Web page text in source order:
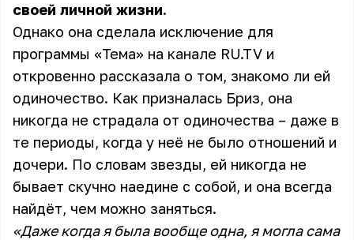
своей личной жизни.
Однако она сделала исключение для
программы «Тема» на канале RU.TV и
откровенно рассказала о том, знакомо ли ей
одиночество. Как призналась Бриз, она
никогда не страдала от одиночества – даже в
те периоды, когда у неё не было отношений и
дочери. По словам звезды, ей никогда не
бывает скучно наедине с собой, и она всегда
найдёт, чем можно заняться.
«Даже когда я была вообще одна, я могла сама